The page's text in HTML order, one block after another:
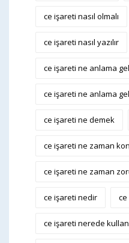
ce işareti nasıl olmalı
ce işareti nasıl yazılır
ce işareti ne anlama
ce işareti ne anlama
ce işareti ne demek
ce işareti ne zaman
ce işareti ne zaman
ce işareti nedir ce
ce işareti nerede